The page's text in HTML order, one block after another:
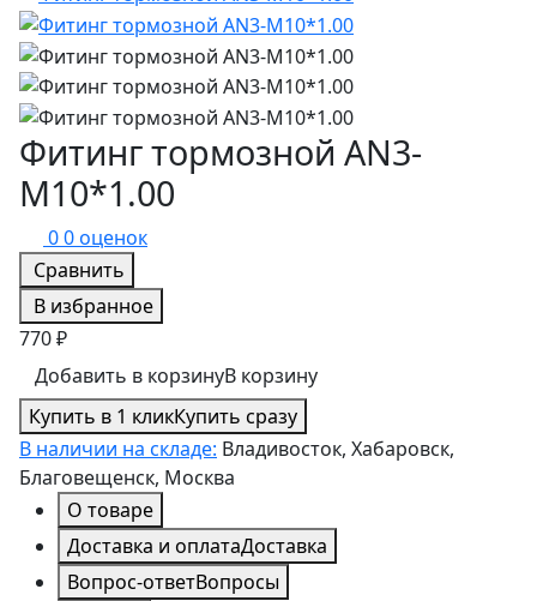
Фитинг тормозной AN3-
M10*1.00
00 оценок
Сравнить
В избранное
770 ₽
Добавить в корзинуВ корзину
Купить в 1 кликКупить сразу
В наличии на складе: Владивосток, Хабаровск,
Благовещенск, Москва
О товаре
Доставка и оплатаДоставка
Вопрос-ответВопросы